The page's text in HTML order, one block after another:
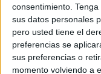
consentimiento.
sus datos personales
pero usted tiene el
preferencias se
sus preferencias o
momento volviendo a
Plástica y creatividad,
como:actividad
aprendizaje lúdico ,
colorear dibujos,
ojo-mano,creatividad
destrezas motoras ,